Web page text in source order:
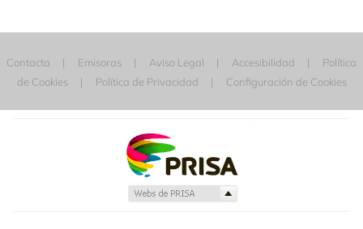
Contacta Emisoras Aviso Legal Accesibilidad
Política
de Cookies
Política de Privacidad Configuración de Cookies